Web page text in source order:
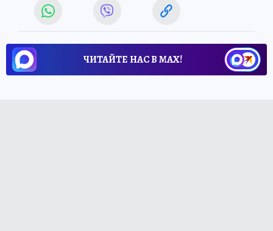
ЧИТАЙТЕ НАС В МАХ!